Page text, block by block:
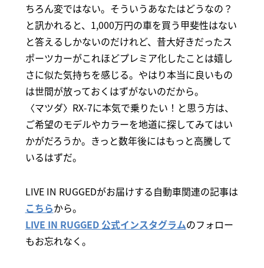
ちろん変ではない。そういうあなたはどうなの？
と訊かれると、1,000万円の車を買う甲斐性はない
と答えるしかないのだけれど、昔大好きだったス
ポーツカーがこれほどプレミア化したことは嬉し
さに似た気持ちを感じる。やはり本当に良いもの
は世間が放っておくはずがないのだから。
〈マツダ〉RX-7に本気で乗りたい！と思う方は、
ご希望のモデルやカラーを地道に探してみてはい
かがだろうか。きっと数年後にはもっと高騰して
いるはずだ。
LIVE IN RUGGEDがお届けする自動車関連の記事は
こちらから。
LIVE IN RUGGED 公式インスタグラムのフォロー
もお忘れなく。